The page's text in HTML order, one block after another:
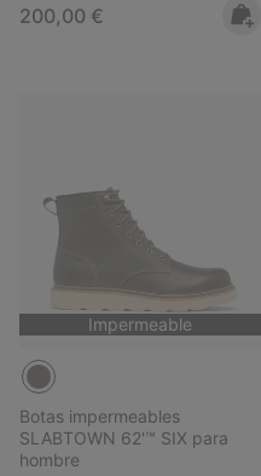
Regular price:
200,00 €
Impermeable
Botas impermeables
SLABTOWN 62'™ SIX para
hombre